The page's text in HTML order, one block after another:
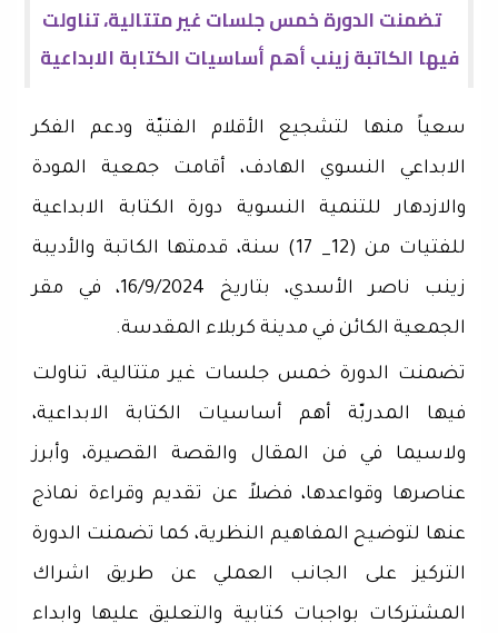
تضمنت الدورة خمس جلسات غير متتالية، تناولت
فيها الكاتبة زينب أهم أساسيات الكتابة الابداعية
سعياً منها لتشجيع الأقلام الفتيّة ودعم الفكر
الابداعي النسوي الهادف، أقامت جمعية المودة
والازدهار للتنمية النسوية دورة الكتابة الابداعية
للفتيات من (12_ 17) سنة، قدمتها الكاتبة والأديبة
زينب ناصر الأسدي، بتاريخ 16/9/2024، في مقر
الجمعية الكائن في مدينة كربلاء المقدسة.
تضمنت الدورة خمس جلسات غير متتالية، تناولت
فيها المدربّة أهم أساسيات الكتابة الابداعية،
ولاسيما في فن المقال والقصة القصيرة، وأبرز
عناصرها وقواعدها، فضلاً عن تقديم وقراءة نماذج
عنها لتوضيح المفاهيم النظرية، كما تضمنت الدورة
التركيز على الجانب العملي عن طريق اشراك
المشتركات بواجبات كتابية والتعليق عليها وابداء